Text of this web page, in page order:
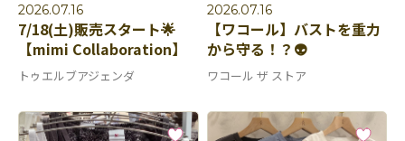
2026.07.16
7/18(土)販売スタート🌟
【mimi Collaboration】
トゥエルブアジェンダ
2026.07.16
【ワコール】バストを重力
から守る！？👽
ワコール ザ ストア